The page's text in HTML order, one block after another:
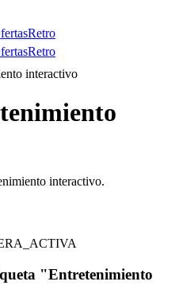
Retro
Retro
interactivo
interactivo.
"Entretenimiento